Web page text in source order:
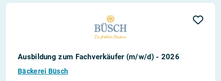
Ausbildung zum Fachverkäufer (m/w/d) - 2026
Bäckerei Büsch